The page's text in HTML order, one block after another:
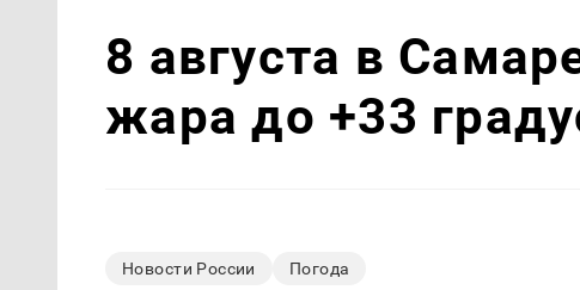
8 августа в
жара до +33
Новости России Погода